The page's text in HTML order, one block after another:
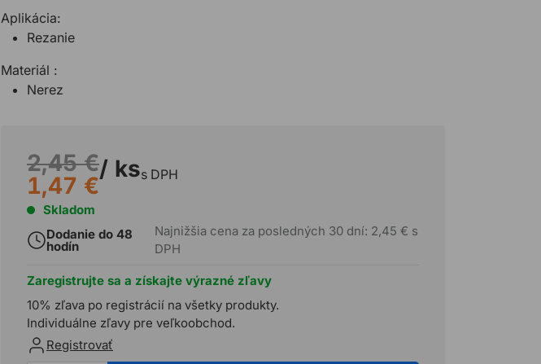
Aplikácia:
Rezanie
Materiál :
Nerez
2,45 €
1,47 €
/ kss DPH
Skladom
Dodanie do 48
hodín
Najnižšia cena za posledných 30 dní: 2,45 € s
DPH
Zaregistrujte sa a získajte výrazné zľavy
10% zľava po registrácií na všetky produkty.
Individuálne zľavy pre veľkoobchod.
Registrovať